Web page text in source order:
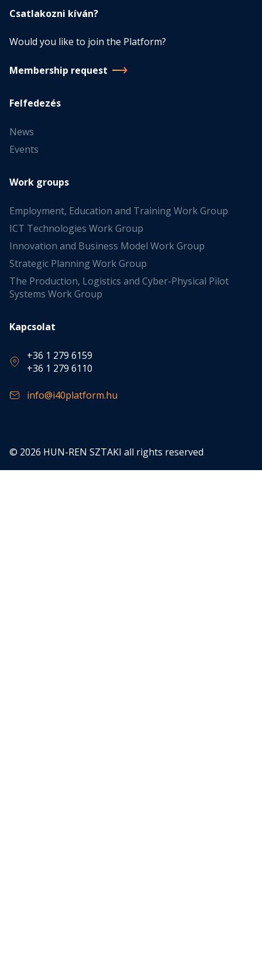
Csatlakozni kíván?
Would you like to join the Platform?
Membership request
Felfedezés
News
Events
Work groups
Employment, Education and Training Work Group
ICT Technologies Work Group
Innovation and Business Model Work Group
Strategic Planning Work Group
The Production, Logistics and Cyber-Physical Pilot
Systems Work Group
Kapcsolat
+36 1 279 6159
+36 1 279 6110
info@i40platform.hu
© 2026 HUN-REN SZTAKI all rights reserved